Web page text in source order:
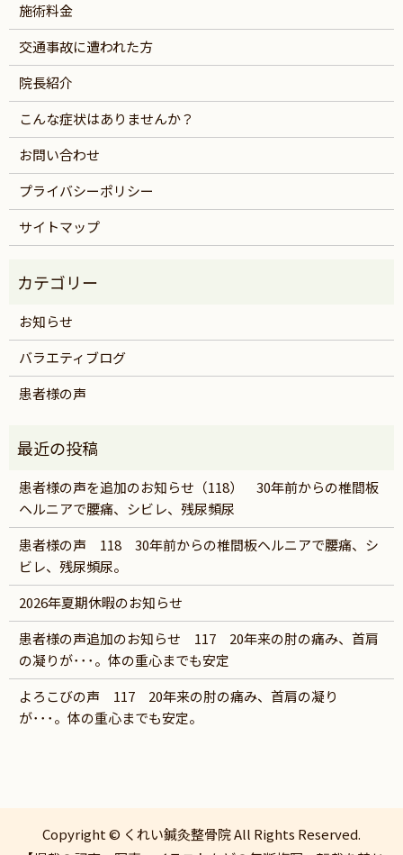
施術料金
交通事故に遭われた方
院長紹介
こんな症状はありませんか？
お問い合わせ
プライバシーポリシー
サイトマップ
お知らせ
バラエティブログ
患者様の声
患者様の声を追加のお知らせ（118） 30年前からの椎間板
ヘルニアで腰痛、シビレ、残尿頻尿
患者様の声 118 30年前からの椎間板ヘルニアで腰痛、シ
ビレ、残尿頻尿。
2026年夏期休暇のお知らせ
患者様の声追加のお知らせ 117 20年来の肘の痛み、首肩
の凝りが･･･。体の重心までも安定
よろこびの声 117 20年来の肘の痛み、首肩の凝り
が･･･。体の重心までも安定。
Copyright © くれい鍼灸整骨院 All Rights Reserved.